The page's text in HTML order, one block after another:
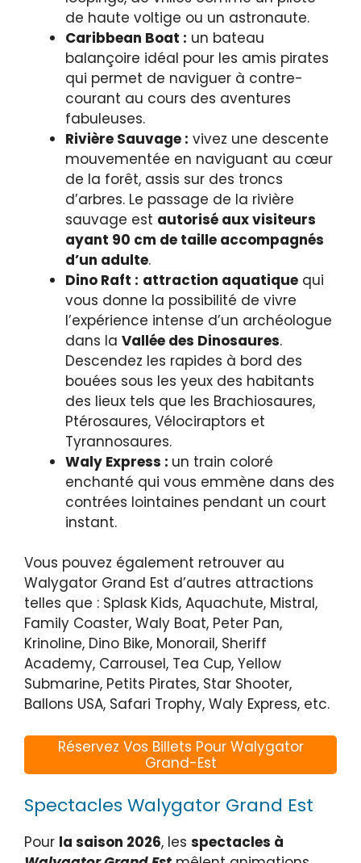
de haute voltige ou un astronaute.
Caribbean Boat : un bateau
balançoire idéal pour les amis pirates
qui permet de naviguer à contre-
courant au cours des aventures
fabuleuses.
Rivière Sauvage : vivez une descente
mouvementée en naviguant au cœur
de la forêt, assis sur des troncs
d’arbres. Le passage de la rivière
sauvage est autorisé aux visiteurs
ayant 90 cm de taille accompagnés
d’un adulte.
Dino Raft : attraction aquatique qui
vous donne la possibilité de vivre
l’expérience intense d’un archéologue
dans la Vallée des Dinosaures.
Descendez les rapides à bord des
bouées sous les yeux des habitants
des lieux tels que les Brachiosaures,
Ptérosaures, Vélociraptors et
Tyrannosaures.
Waly Express : un train coloré
enchanté qui vous emmène dans des
contrées lointaines pendant un court
instant.
Vous pouvez également retrouver au
Walygator Grand Est d’autres attractions
telles que : Splask Kids, Aquachute, Mistral,
Family Coaster, Waly Boat, Peter Pan,
Krinoline, Dino Bike, Monorail, Sheriff
Academy, Carrousel, Tea Cup, Yellow
Submarine, Petits Pirates, Star Shooter,
Ballons USA, Safari Trophy, Waly Express, etc.
Réservez Vos Billets Pour Walygator
Grand-Est
Spectacles Walygator Grand Est
Pour la saison 2026, les spectacles à